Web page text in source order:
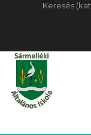
Keresés